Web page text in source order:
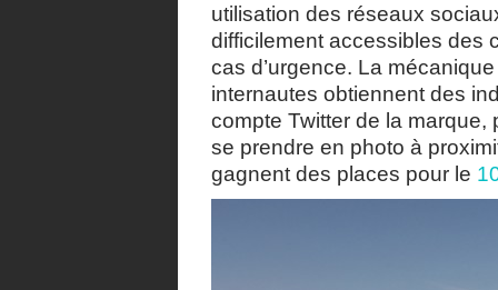
utilisation des réseaux
difficilement accessibles des
cas d’urgence. La
internautes obtiennent des
compte Twitter de la
se prendre en photo à
gagnent des places pour le